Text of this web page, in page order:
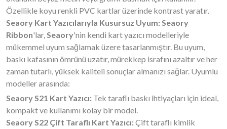
Özellikle koyu renkli PVC kartlar üzerinde kontrast yaratır.
Seaory Kart Yazıcılarıyla Kusursuz Uyum:Seaory
Ribbon'lar,Seaory'nin kendi kart yazıcı modelleriyle
mükemmel uyum sağlamak üzere tasarlanmıştır. Bu uyum,
baskı kafasının ömrünü uzatır, mürekkep israfını azaltır ve her
zaman tutarlı, yüksek kaliteli sonuçlar almanızı sağlar. Uyumlu
modeller arasında:
Seaory S21 Kart Yazıcı: Tek taraflı baskı ihtiyaçları için ideal,
kompakt ve kullanımı kolay bir model.
Seaory S22 Çift Taraflı Kart Yazıcı:Çift taraflı kimlik